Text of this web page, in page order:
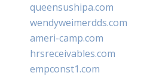
queensushipa.com
wendyweimerdds.com
ameri-camp.com
hrsreceivables.com
empconst1.com